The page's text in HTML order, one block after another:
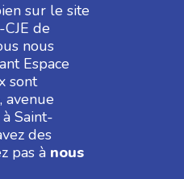
sur le site
de
nous
Espace
sont
avenue
Saint-
des
pas à nous